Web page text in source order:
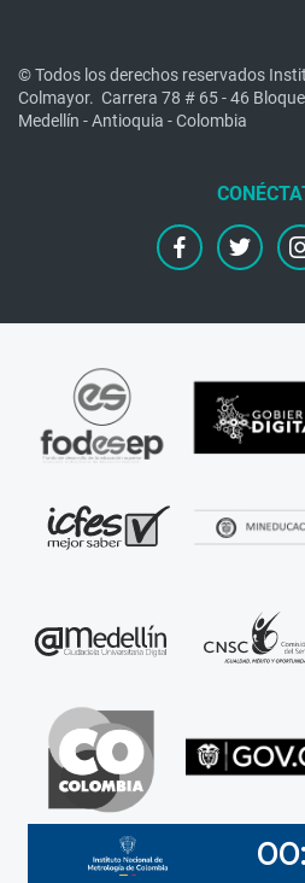
© Todos los derechos reservados
Colmayor. Carrera 78 # 65 - 46
Medellín - Antioquia - Colombia